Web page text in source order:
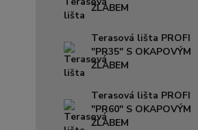
ŽLABEM
Terasová lišta PROFI
"PR35" S OKAPOVÝM
ŽLABEM
Terasová lišta PROFI
"PR60" S OKAPOVÝM
ŽLABEM